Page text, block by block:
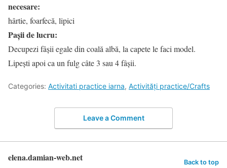
necesare:
hârtie, foarfecă, lipici
Pașii de lucru:
Decupezi fâșii egale din coală albă, la capete le faci model.
Lipești apoi ca un fulg câte 3 sau 4 fâșii.
Categories: Activitati practice iarna, Activități practice/Crafts
Leave a Comment
elena.damian-web.net Back to top